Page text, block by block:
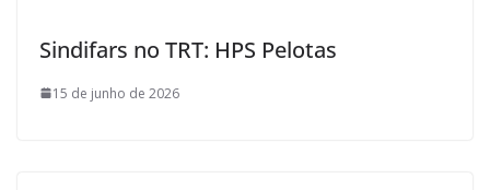
Sindifars no TRT: HPS Pelotas
15 de junho de 2026